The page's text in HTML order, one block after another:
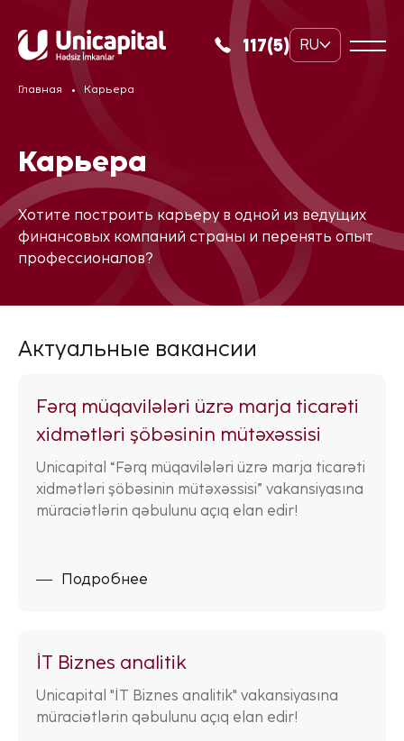
117(5) RU
Главная Карьера
Карьера
Хотите построить карьеру в одной из ведущих
финансовых компаний страны и перенять опыт
профессионалов?
Актуальные вакансии
Fərq müqavilələri üzrə marja ticarəti
xidmətləri şöbəsinin mütəxəssisi
Unicapital “Fərq müqavilələri üzrə marja ticarəti
xidmətləri şöbəsinin mütəxəssisi” vakansiyasına
müraciətlərin qəbulunu açıq elan edir!
Подробнее
İT Biznes analitik
Unicapital "İT Biznes analitik" vakansiyasına
müraciətlərin qəbulunu açıq elan edir!